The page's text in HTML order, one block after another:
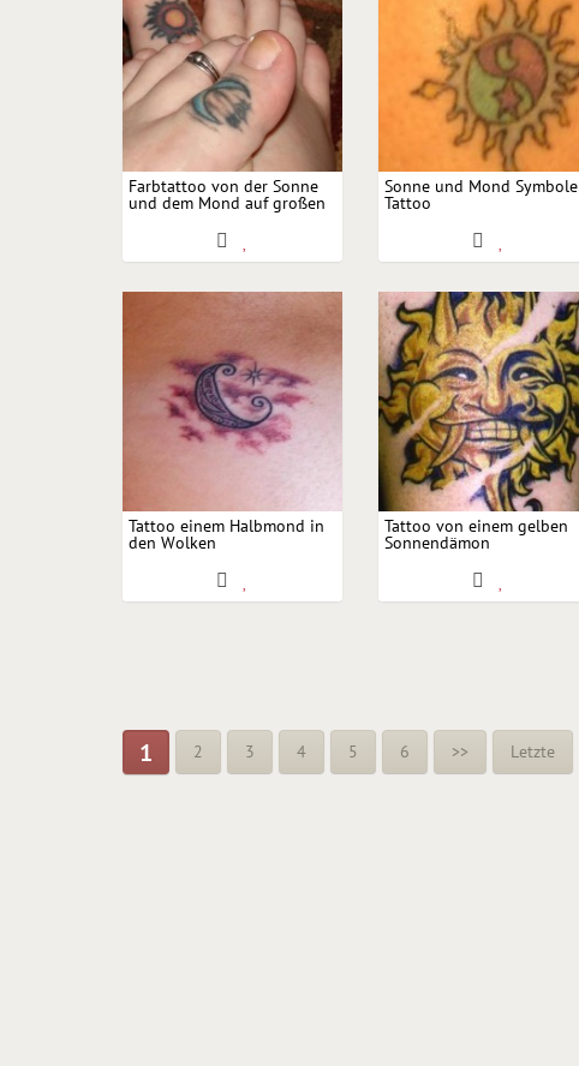
Farbtattoo von der Sonne
und dem Mond auf großen
Sonne und Mond Symbole
Tattoo
Tattoo einem Halbmond in
den Wolken
Tattoo von einem gelben
Sonnendämon
1 2 3 4 5 6 >> Letzte